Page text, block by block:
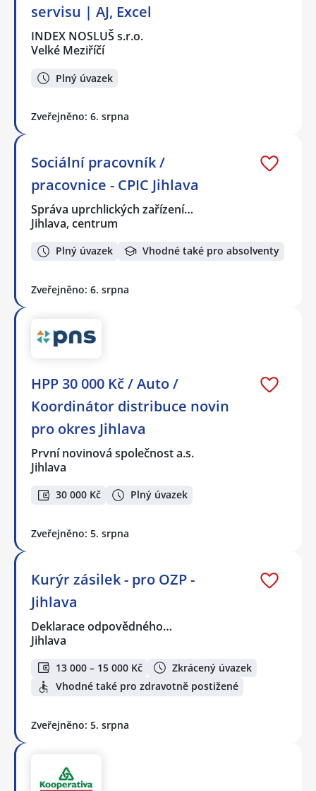
servisu | AJ, Excel
INDEX NOSLUŠ s.r.o.
Velké Meziříčí
Plný úvazek
Zveřejněno: 6. srpna
Sociální pracovník /
pracovnice - CPIC Jihlava
Správa uprchlických zařízení…
Jihlava, centrum
Plný úvazek Vhodné také pro absolventy
Zveřejněno: 6. srpna
HPP 30 000 Kč / Auto /
Koordinátor distribuce novin
pro okres Jihlava
První novinová společnost a.s.
Jihlava
30 000 Kč Plný úvazek
Zveřejněno: 5. srpna
Kurýr zásilek - pro OZP -
Jihlava
Deklarace odpovědného…
Jihlava
13 000 – 15 000 Kč
Zkrácený úvazek
Vhodné také pro zdravotně postižené
Zveřejněno: 5. srpna